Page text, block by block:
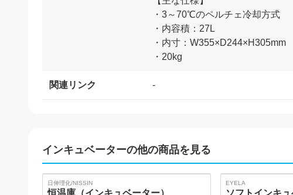
・3～70℃のペルチェ冷却方式
・内容積：27L
・内寸：W355×D244×H305mm
関連リンク -
インキュベーターの他の商品を見る
SOLD
日伸理化/NISSIN SOLD
EYELA